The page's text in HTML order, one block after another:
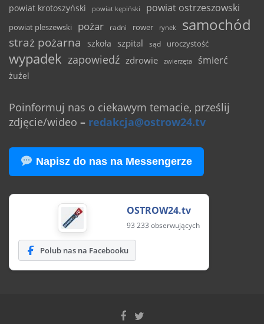
powiat krotoszyński powiat kępiński powiat ostrzeszowski
powiat pleszewski pożar radni rower rynek samochód
straż pożarna szkoła szpital sąd uroczystość
wypadek zapowiedź zdrowie zwierzęta śmierć
żużel
Poinformuj nas o ciekawym temacie, prześlij
zdjęcie/wideo – redakcja@ostrow24.tv
Napisz do nas na Messengerze
OSTROW24.tv
93 233 obserwujących
Polub nas na Facebooku